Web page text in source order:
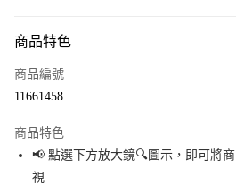
信用卡一次付款
Apple Pay
街口支付
商品特色
商品編號
11661458
商品特色
📢 點選下方放大鏡🔍圖示，即可將
視